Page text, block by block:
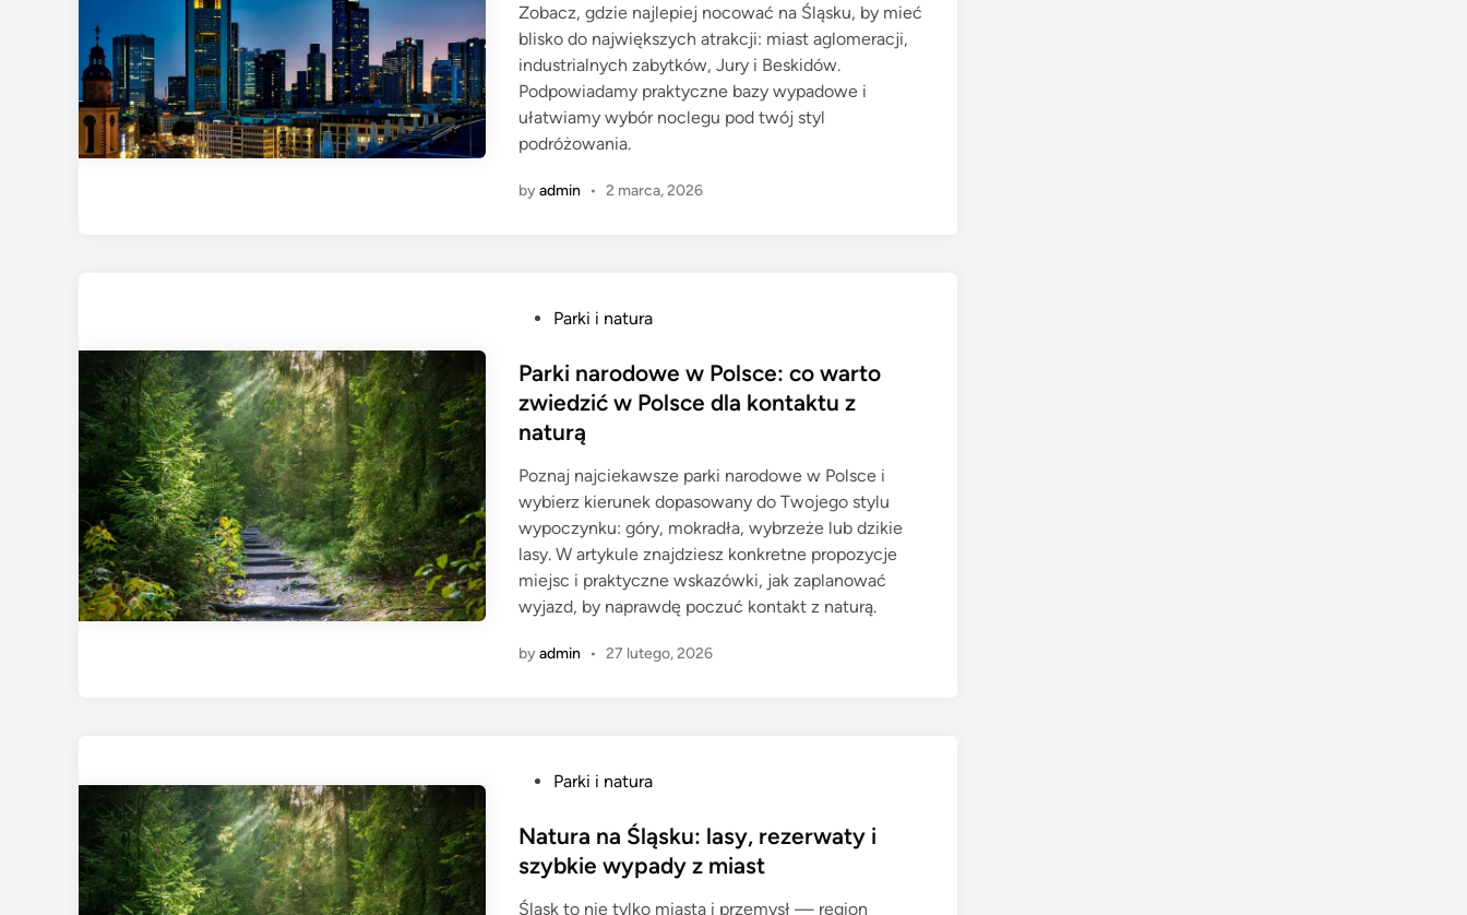
i
n
Zobacz, gdzie najlepiej nocować na Śląsku, by mieć
blisko do największych atrakcji: miast aglomeracji,
industrialnych zabytków, Jury i Beskidów.
Podpowiadamy praktyczne bazy wypadowe i
ułatwiamy wybór noclegu pod twój styl
podróżowania.
byadmin • 2 marca, 2026
s
t
i
n
Parki i natura
Parki narodowe w Polsce: co warto
zwiedzić w Polsce dla kontaktu z
naturą
Poznaj najciekawsze parki narodowe w Polsce i
wybierz kierunek dopasowany do Twojego stylu
wypoczynku: góry, mokradła, wybrzeże lub dzikie
lasy. W artykule znajdziesz konkretne propozycje
miejsc i praktyczne wskazówki, jak zaplanować
wyjazd, by naprawdę poczuć kontakt z naturą.
byadmin • 27 lutego, 2026
s
t
Parki i natura
Natura na Śląsku: lasy, rezerwaty i
szybkie wypady z miast
Śląsk to nie tylko miasta i przemysł — region